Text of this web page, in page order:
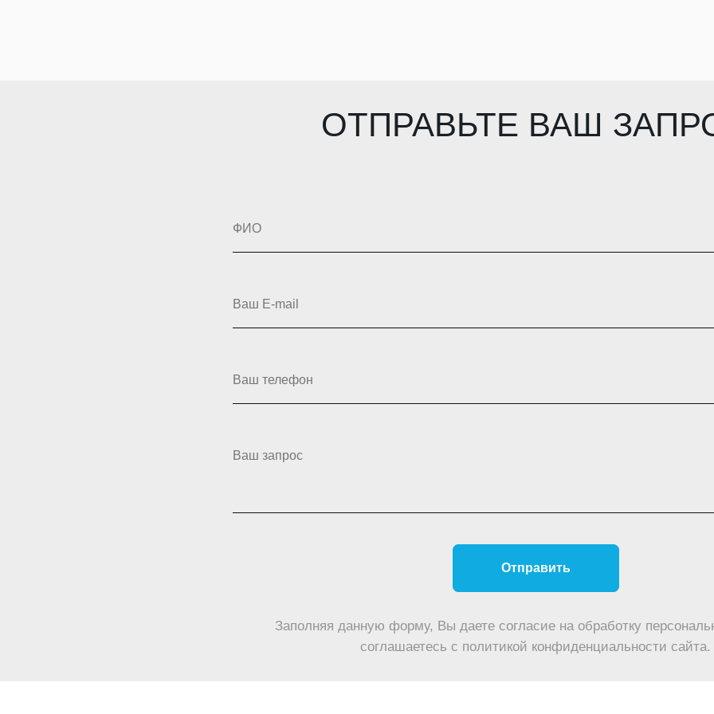
ОТПРАВЬТЕ ВАШ
ФИО
Ваш E-mail
Ваш телефон
Ваш запрос
Отправить
Заполняя данную форму, Вы даете согласие на обработку
соглашаетесь c политикой конфиденциальности сайта.